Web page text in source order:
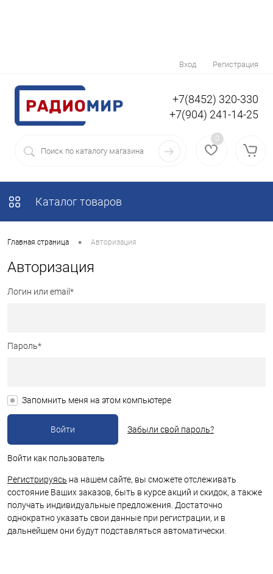
Вход Регистрация
+7(8452) 320-330
+7(904) 241-14-25
0
Каталог товаров
Главная страница • Авторизация
Авторизация
Логин или email*
Пароль*
Запомнить меня на этом компьютере
Забыли свой пароль?
Войти как пользователь
Регистрируясь на нашем сайте, вы сможете отслеживать
состояние Ваших заказов, быть в курсе акций и скидок, а также
получать индивидуальные предложения. Достаточно
однократно указать свои данные при регистрации, и в
дальнейшем они будут подставляться автоматически.